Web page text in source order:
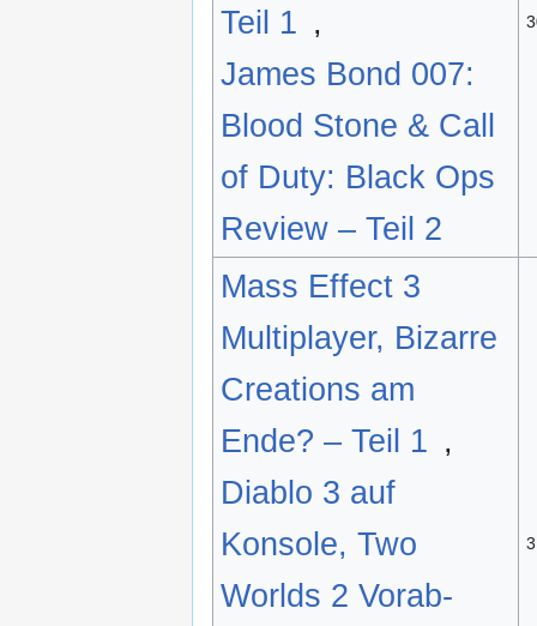
Teil 1 ,
James Bond 007:
Blood Stone & Call
of Duty: Black Ops
Review – Teil 2
Mass Effect 3
Multiplayer, Bizarre
Creations am
Ende? – Teil 1 ,
Diablo 3 auf
Konsole, Two
Worlds 2 Vorab-